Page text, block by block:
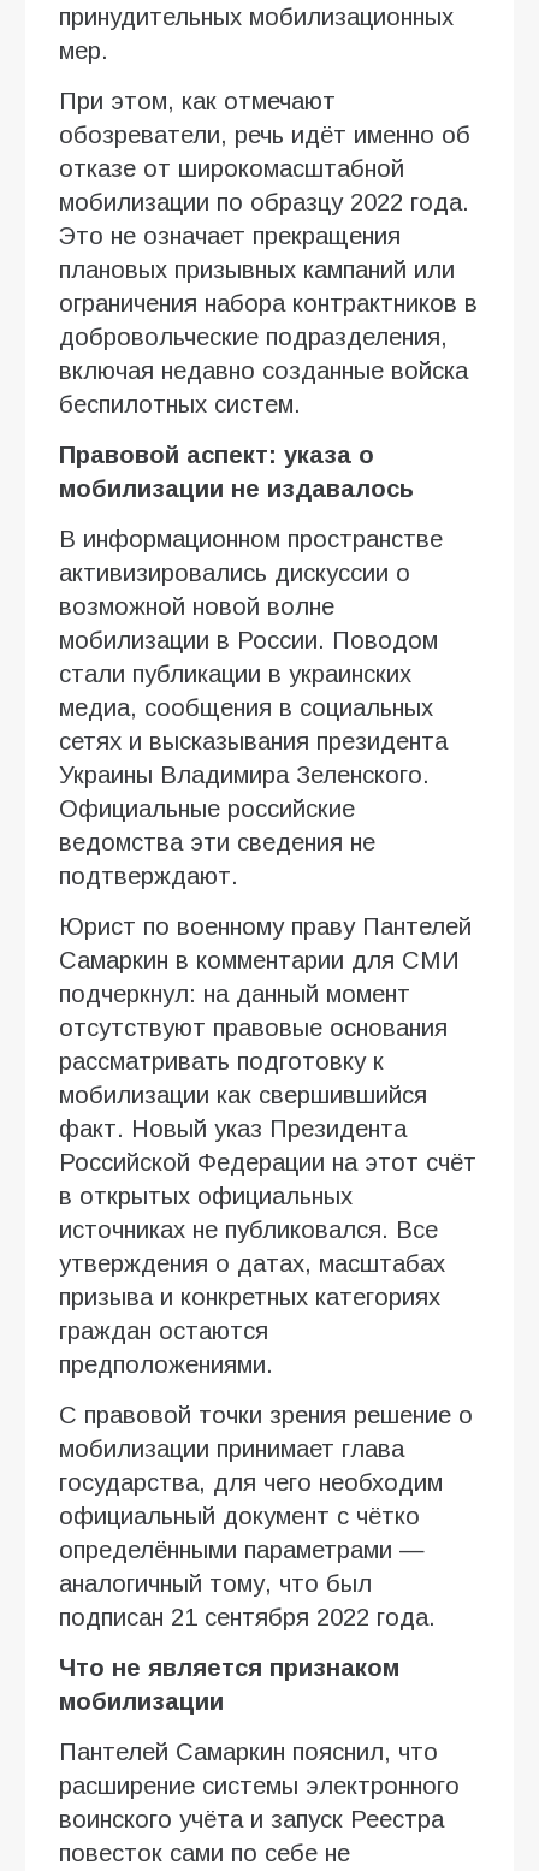
принудительных мобилизационных
мер.
При этом, как отмечают
обозреватели, речь идёт именно об
отказе от широкомасштабной
мобилизации по образцу 2022 года.
Это не означает прекращения
плановых призывных кампаний или
ограничения набора контрактников в
добровольческие подразделения,
включая недавно созданные войска
беспилотных систем.
Правовой аспект: указа о
мобилизации не издавалось
В информационном пространстве
активизировались дискуссии о
возможной новой волне
мобилизации в России. Поводом
стали публикации в украинских
медиа, сообщения в социальных
сетях и высказывания президента
Украины Владимира Зеленского.
Официальные российские
ведомства эти сведения не
подтверждают.
Юрист по военному праву Пантелей
Самаркин в комментарии для СМИ
подчеркнул: на данный момент
отсутствуют правовые основания
рассматривать подготовку к
мобилизации как свершившийся
факт. Новый указ Президента
Российской Федерации на этот счёт
в открытых официальных
источниках не публиковался. Все
утверждения о датах, масштабах
призыва и конкретных категориях
граждан остаются
предположениями.
С правовой точки зрения решение о
мобилизации принимает глава
государства, для чего необходим
официальный документ с чётко
определёнными параметрами —
аналогичный тому, что был
подписан 21 сентября 2022 года.
Что не является признаком
мобилизации
Пантелей Самаркин пояснил, что
расширение системы электронного
воинского учёта и запуск Реестра
повесток сами по себе не